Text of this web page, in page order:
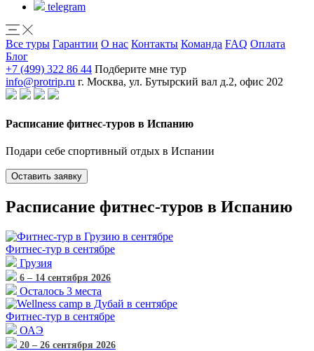
telegram
Все туры Гарантии О нас Контакты Команда FAQ Оплата
Блог
+7 (499) 322 86 44 Подберите мне тур
info@protrip.ru г. Москва, ул. Бутырский вал д.2, офис 202
Расписание фитнес-туров в Испанию
Подари себе спортивный отдых в Испании
Оставить заявку
Расписание фитнес-туров в Испанию
Фитнес-тур в сентябре
Грузия
6 – 14 сентября 2026
Осталось 3 места
Фитнес-тур в сентябре
ОАЭ
20 – 26 сентября 2026